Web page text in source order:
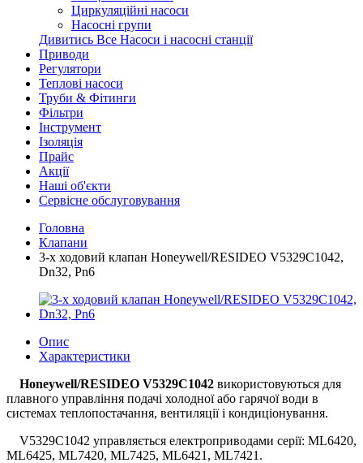
Циркуляційні насоси
Насосні групи
Дивитись Все Насоси і насосні станції
Приводи
Регулятори
Теплові насоси
Труби & Фітинги
Фільтри
Інструмент
Ізоляція
Прайс
Акції
Наші об'єкти
Сервісне обслуговування
Головна
Клапани
3-х ходовий клапан Honeywell/RESIDEO V5329C1042,
Dn32, Pn6
Опис
Характеристики
Honeywell/RESIDEO V5329C1042 використовуються для
плавного управління подачі холодної або гарячої води в
системах теплопостачання, вентиляції і кондиціонування.
V5329C1042 управляється електроприводами серії: ML6420,
ML6425, ML7420, ML7425, ML6421, ML7421.